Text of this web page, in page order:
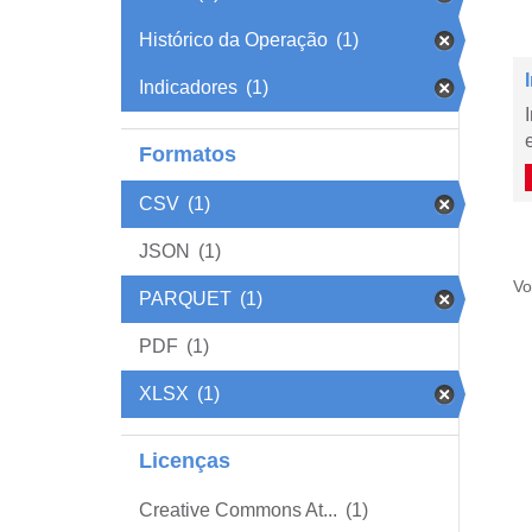
Histórico da Operação (1)
Indicadores (1)
Formatos
CSV (1)
JSON (1)
PARQUET (1)
PDF (1)
XLSX (1)
Licenças
Creative Commons At... (1)